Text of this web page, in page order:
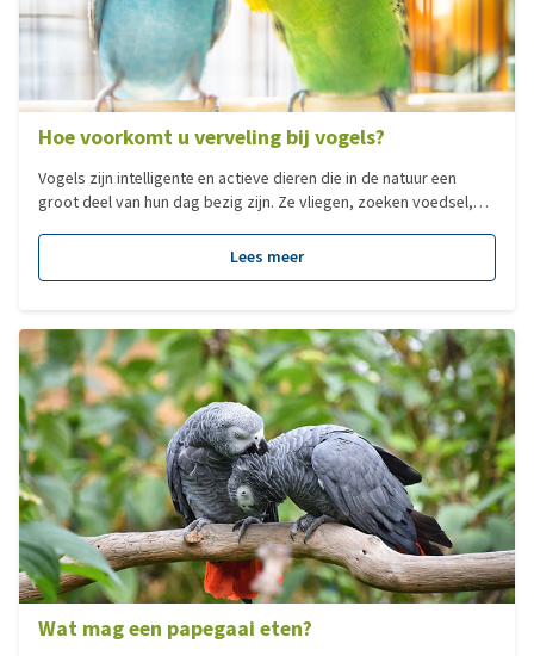
Hoe voorkomt u verveling bij vogels?
Vogels zijn intelligente en actieve dieren die in de natuur een
groot deel van hun dag bezig zijn. Ze vliegen, zoeken voedsel,
huiskamer of volière valt een groot deel van die natuurlijke
bezigheden weg. Daardoor ligt verveling al snel op de loer. Dat is
Lees meer
Wat mag een papegaai eten?